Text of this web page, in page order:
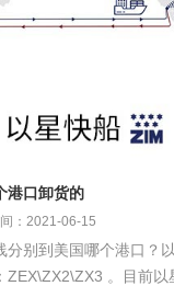
港口卸货的
：2021-06-15
分别到美国哪个港口？
ZEX\ZX2\ZX3 。目前以